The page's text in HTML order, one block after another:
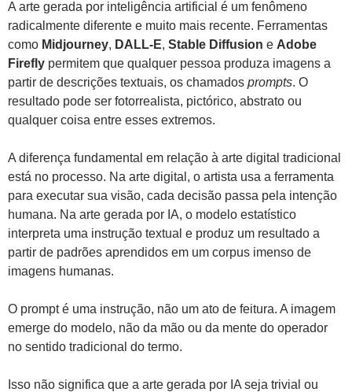
A arte gerada por inteligência artificial é um fenômeno
radicalmente diferente e muito mais recente. Ferramentas
como Midjourney, DALL-E, Stable Diffusion e Adobe
Firefly permitem que qualquer pessoa produza imagens a
partir de descrições textuais, os chamados prompts. O
resultado pode ser fotorrealista, pictórico, abstrato ou
qualquer coisa entre esses extremos.
A diferença fundamental em relação à arte digital tradicional
está no processo. Na arte digital, o artista usa a ferramenta
para executar sua visão, cada decisão passa pela intenção
humana. Na arte gerada por IA, o modelo estatístico
interpreta uma instrução textual e produz um resultado a
partir de padrões aprendidos em um corpus imenso de
imagens humanas.
O prompt é uma instrução, não um ato de feitura. A imagem
emerge do modelo, não da mão ou da mente do operador
no sentido tradicional do termo.
Isso não significa que a arte gerada por IA seja trivial ou